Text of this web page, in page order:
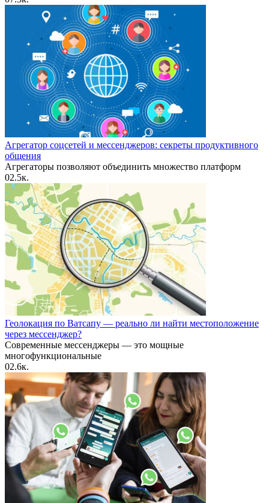
Агрегатор соцсетей и мессенджеров: секреты продуктивного
общения
Агрегаторы позволяют объединить множество платформ
02.5к.
Геолокация по Ватсапу — реально ли найти местоположение
через мессенджер?
Современные мессенджеры — это мощные
многофункциональные
02.6к.